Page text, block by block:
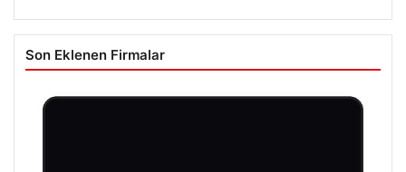
Son Eklenen Firmalar